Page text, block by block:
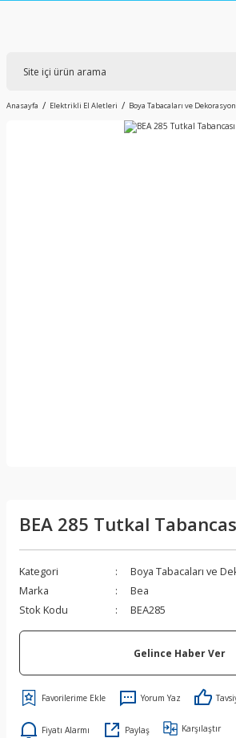
Anasayfa Elektrikli El Aletleri Boya Tabacaları ve
BEA 285 Tutkal
Kategori
Boya Tabacaları ve
Marka
Bea
Stok Kodu
BEA285
Gelince Haber Ver
Yorum Yaz
Fiyatı Alarmı Paylaş Karşılaştır